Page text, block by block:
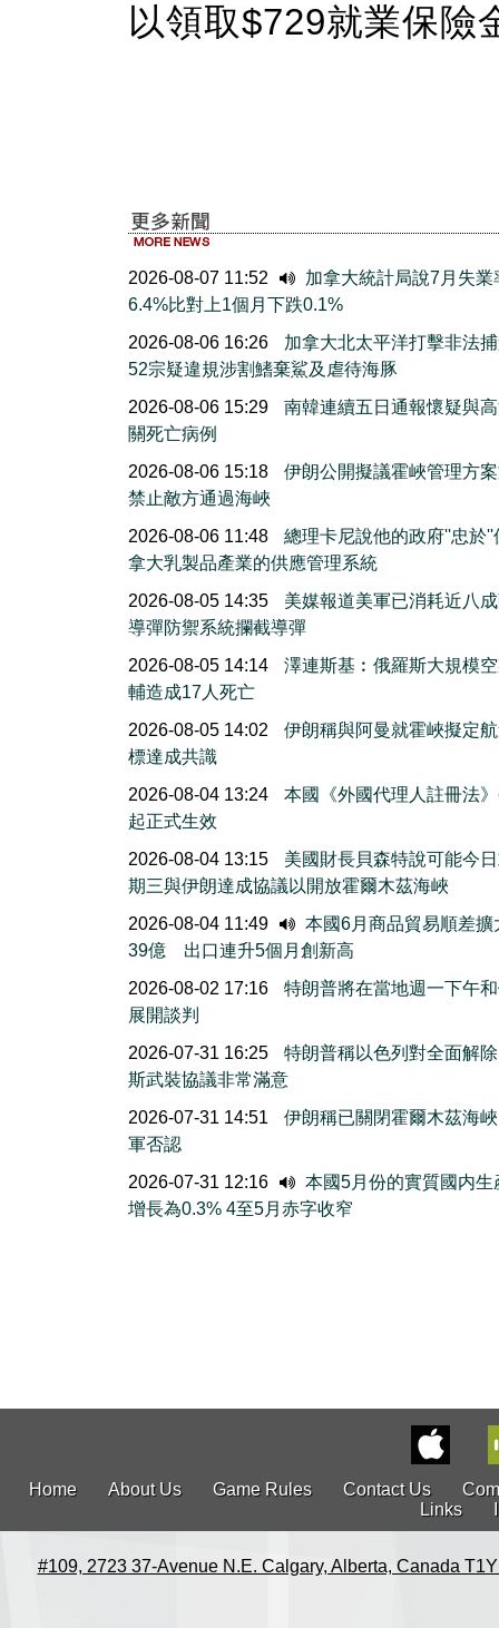
以領取$729就業保險
2026-08-07 11:52
加拿大統計局說7月失業
6.4%比對上1個月下跌0.1%
2026-08-06 16:26
加拿大北太平洋打擊非法
52宗疑違規涉割鰭棄鯊及虐待海豚
2026-08-06 15:29
南韓連續五日通報懷疑與
關死亡病例
2026-08-06 15:18
伊朗公開擬議霍峽管理方
禁止敵方通過海峽
2026-08-06 11:48
總理卡尼說他的政府''忠於''
拿大乳製品產業的供應管理系統
2026-08-05 14:35
美媒報道美軍已消耗近八
導彈防禦系統攔截導彈
2026-08-05 14:14
澤連斯基︰俄羅斯大規模
輔造成17人死亡
2026-08-05 14:02
伊朗稱與阿曼就霍峽擬定
標達成共識
2026-08-04 13:24
本國《外國代理人註冊法
起正式生效
2026-08-04 13:15
美國財長貝森特說可能今
期三與伊朗達成協議以開放霍爾木茲海峽
2026-08-04 11:49
本國6月商品貿易順差擴
39億 出口連升5個月創新高
2026-08-02 17:16
特朗普將在當地週一下午
展開談判
2026-07-31 16:25
特朗普稱以色列對全面解
斯武裝協議非常滿意
2026-07-31 14:51
伊朗稱已關閉霍爾木茲海
軍否認
2026-07-31 12:16
本國5月份的實質國内生
增長為0.3% 4至5月赤字收窄
Home About Us Game Rules Contact Us
Links
#109, 2723 37-Avenue N.E. Calgary, Alberta, Canada